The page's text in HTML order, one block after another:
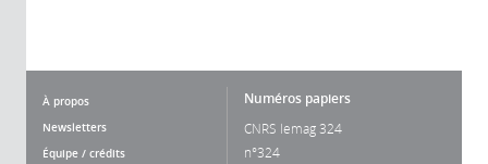
À propos
Newsletters
Équipe / crédits
Numéros papiers
CNRS lemag 324
n°324